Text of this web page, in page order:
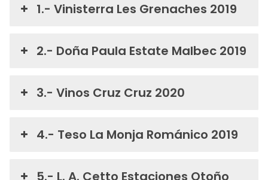
1.- Vinisterra Les Grenaches 2019
2.- Doña Paula Estate Malbec 2019
3.- Vinos Cruz Cruz 2020
4.- Teso La Monja Románico 2019
5.- L. A. Cetto Estaciones Otoño